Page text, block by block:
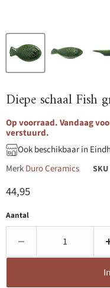
Diepe schaal Fish
Op voorraad. Vandaag
verstuurd.
Ook beschikbaar in
MerkDuro Ceramics SKU
Huidige prijs
44,95
Aantal